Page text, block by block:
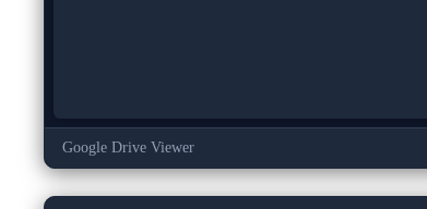
Google Drive Viewer